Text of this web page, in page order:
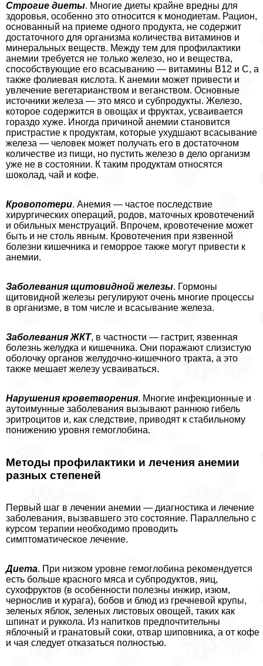
Строгие диеты. Многие диеты крайне вредны для
здоровья, особенно это относится к монодиетам. Рацион,
основанный на приеме одного продукта, не содержит
достаточного для организма количества витаминов и
минеральных веществ. Между тем для профилактики
анемии требуется не только железо, но и вещества,
способствующие его всасыванию — витамины B12 и С, а
также фолиевая кислота. К анемии может привести и
увлечение вегетарианством и веганством. Основные
источники железа — это мясо и субпродукты. Железо,
которое содержится в овощах и фруктах, усваивается
гораздо хуже. Иногда причиной анемии становится
пристрастие к продуктам, которые ухудшают всасывание
железа — человек может получать его в достаточном
количестве из пищи, но пустить железо в дело организм
уже не в состоянии. К таким продуктам относятся
шоколад, чай и кофе.
Кровопотери. Анемия — частое последствие
хирургических операций, родов, маточных кровотечений
и обильных мeнcтpуаций. Впрочем, кровотечение может
быть и не столь явным. Кровотечения при язвенной
болезни кишечника и геморрое также могут привести к
анемии.
Заболевания щитовидной железы. Гормоны
щитовидной железы регулируют очень многие процессы
в организме, в том числе и всасывание железа.
Заболевания ЖКТ, в частности — гастрит, язвенная
болезнь желудка и кишечника. Они поражают слизистую
оболочку органов желудочно-кишечного тpaкта, а это
также мешает железу усваиваться.
Нарушения кроветворения. Многие инфекционные и
аутоимунные заболевания вызывают раннюю гибель
эритроцитов и, как следствие, приводят к стабильному
понижению уровня гемоглобина.
Методы профилактики и лечения анемии
разных степеней
Первый шаг в лечении анемии — диагностика и лечение
заболевания, вызвавшего это состояние. Параллельно с
курсом терапии необходимо проводить
симптоматическое лечение.
Диета. При низком уровне гемоглобина рекомендуется
есть больше красного мяса и субпродуктов, яиц,
сухофруктов (в особенности полезны инжир, изюм,
чернослив и курага), бобов и блюд из гречневой крупы,
зеленых яблок, зеленых листовых овощей, таких как
шпинат и руккола. Из напитков предпочтительны
яблочный и гранатовый соки, отвар шиповника, а от кофе
и чая следует отказаться полностью.